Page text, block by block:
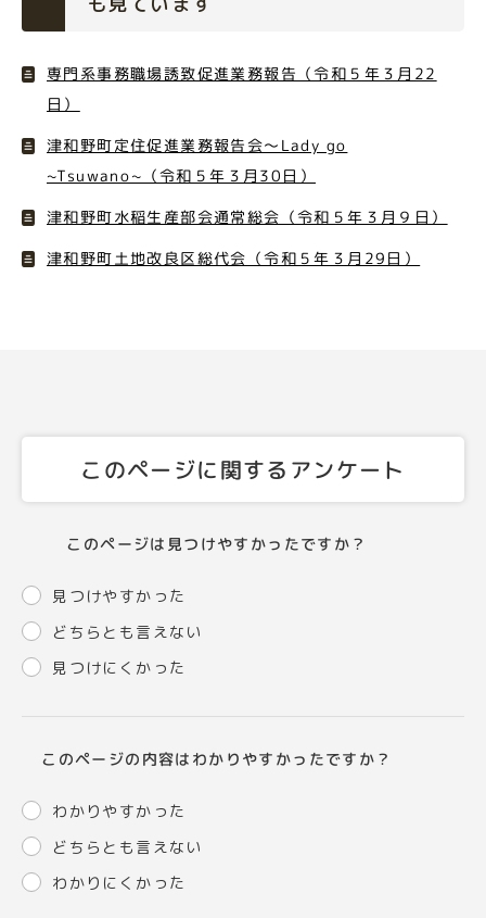
専門系事務職場誘致促進業務報告（令和５年３月22
日）
津和野町定住促進業務報告会～Lady go
~Tsuwano~（令和５年３月30日）
津和野町水稲生産部会通常総会（令和５年３月９日）
津和野町土地改良区総代会（令和５年３月29日）
このページに関するアンケート
このページは見つけやすかったですか？
見つけやすかった
どちらとも言えない
見つけにくかった
このページの内容はわかりやすかったですか？
わかりやすかった
どちらとも言えない
わかりにくかった